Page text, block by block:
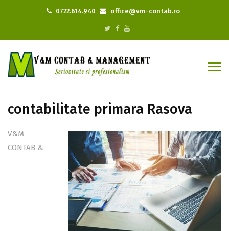
0722.614.940 office@vm-contab.ro
contabilitate primara Rasova
V&M
CONTAB &